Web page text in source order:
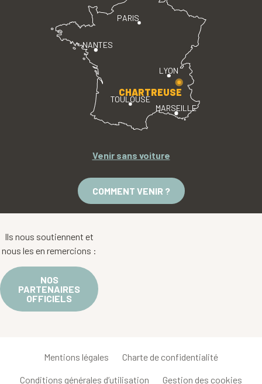
PARIS
LYON
TOULOUSE
MARSEILLE
NANTES
CHARTREUSE
Venir sans voiture
COMMENT VENIR ?
Ils nous soutiennent et
nous les en remercions :
NOS
PARTENAIRES
OFFICIELS
Mentions légales Charte de confidentialité
Conditions générales d’utilisation Gestion des cookies